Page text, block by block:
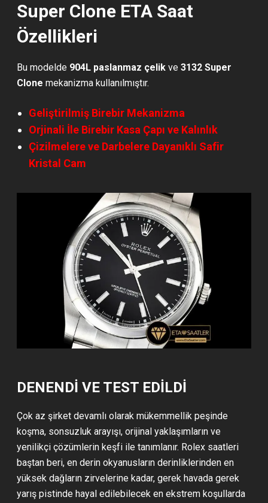
Super Clone ETA Saat
Özellikleri
Bu modelde 904L paslanmaz çelik ve3132 Super
Clone mekanizma kullanılmıştır.
Geliştirilmiş Birebir Mekanizma
Orjinali İle Birebir Kasa Çapı ve Kalınlık
Çizilmelere ve Darbelere Dayanıklı Safir
Kristal Cam
DENENDI VE TEST EDILDI
Çok az şirket devamlı olarak mükemmellik peşinde
koşma, sonsuzluk arayışı, orijinal yaklaşımların ve
yenilikçi çözümlerin keşfi ile tanımlanır. Rolex saatleri
baştan beri, en derin okyanusların derinliklerinden en
yüksek dağların zirvelerine kadar, gerek havada gerek
yarış pistinde hayal edilebilecek en ekstrem koşullarda